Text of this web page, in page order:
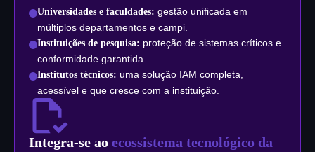
Universidades e faculdades: gestão unificada em
múltiplos departamentos e campi.
Instituições de pesquisa: proteção de sistemas críticos e
conformidade garantida.
Institutos técnicos: uma solução IAM completa,
acessível e que cresce com a instituição.
Integra-se ao ecossistema tecnológico da